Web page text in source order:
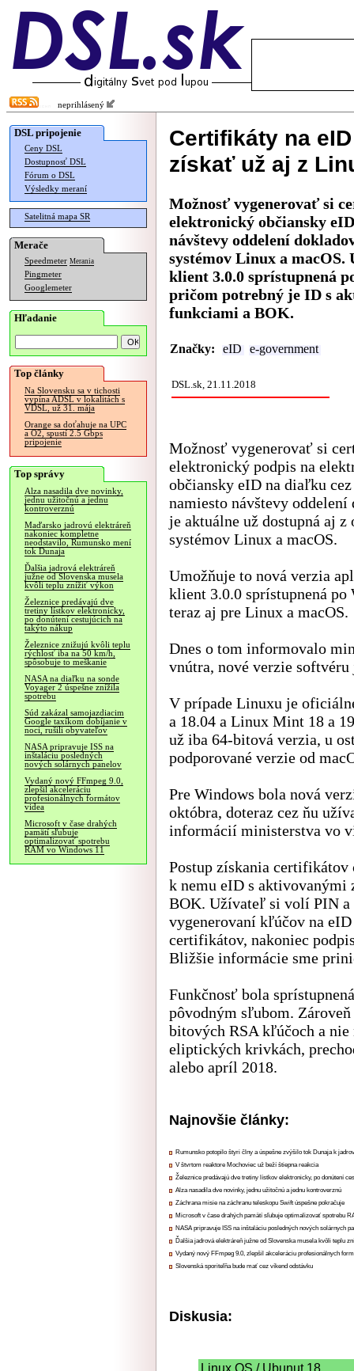
neprihlásený
DSL pripojenie
Ceny DSL
Dostupnosť DSL
Fórum o DSL
Výsledky meraní
Satelitná mapa SR
Merače
Speedmeter Merania
Pingmeter
Googlemeter
Hľadanie
Top články
Na Slovensku sa v tichosti
vypína ADSL v lokalitách s
VDSL, už 31. mája
Orange sa doťahuje na UPC
a O2, spustí 2.5 Gbps
pripojenie
Top správy
Alza nasadila dve novinky,
jednu užitočnú a jednu
kontroverznú
Maďarsko jadrovú elektráreň
nakoniec kompletne
neodstavilo, Rumunsko mení
tok Dunaja
Ďalšia jadrová elektráreň
južne od Slovenska musela
kvôli teplu znížiť výkon
Železnice predávajú dve
tretiny lístkov elektronicky,
po donútení cestujúcich na
takýto nákup
Železnice znižujú kvôli teplu
rýchlosť iba na 50 km/h,
spôsobuje to meškanie
NASA na diaľku na sonde
Voyager 2 úspešne znížila
spotrebu
Súd zakázal samojazdiacim
Google taxíkom dobíjanie v
noci, rušili obyvateľov
NASA pripravuje ISS na
inštaláciu posledných
nových solárnych panelov
Vydaný nový FFmpeg 9.0,
zlepšil akceleráciu
profesionálnych formátov
videa
Microsoft v čase drahých
pamätí sľubuje
optimalizovať spotrebu
RAM vo Windows 11
Certifikáty na
získať už aj z
Možnosť vygenerovať si
elektronický občiansky
návštevy oddelení
systémov Linux a
klient 3.0.0 sprístupnená
pričom potrebný je ID s
funkciami a BOK.
Značky: eID e-government
DSL.sk, 21.11.2018
Možnosť vygenerovať si
elektronický podpis na
občiansky eID na diaľku
namiesto návštevy oddelení
je aktuálne už dostupná aj z
systémov Linux a macOS.
Umožňuje to nová verzia
klient 3.0.0 sprístupnená po
teraz aj pre Linux a macOS.
Dnes o tom informovalo
vnútra, nové verzie
V prípade Linuxu je
a 18.04 a Linux Mint 18 a
už iba 64-bitová verzia, u
podporované verzie od
Pre Windows bola nová
októbra, doteraz cez ňu
informácií ministerstva vo
Postup získania
k nemu eID s
BOK. Užívateľ si volí PIN a
vygenerovaní kľúčov na
certifikátov, nakoniec
Bližšie informácie sme
Funkčnosť bola
pôvodným sľubom.
bitových RSA kľúčoch a
eliptických krivkách,
alebo apríl 2018.
Najnovšie články:
Rumunsko potopilo štyri člny a úspešne zvýšilo tok Dunaja k
V štvrtom reaktore Mochoviec už beží štiepna reakcia
Železnice predávajú dve tretiny lístkov elektronicky, po donútení
Alza nasadila dve novinky, jednu užitočnú a jednu kontroverznú
Záchrana misie na záchranu teleskopu Swift úspešne pokračuje
Microsoft v čase drahých pamätí sľubuje optimalizovať spotrebu
NASA pripravuje ISS na inštaláciu posledných nových solárnych
Ďalšia jadrová elektráreň južne od Slovenska musela kvôli teplu
Vydaný nový FFmpeg 9.0, zlepšil akceleráciu profesionálnych
Slovenská sporiteľňa bude mať cez víkend odstávku
Diskusia:
Linux OS / Ubunut 18